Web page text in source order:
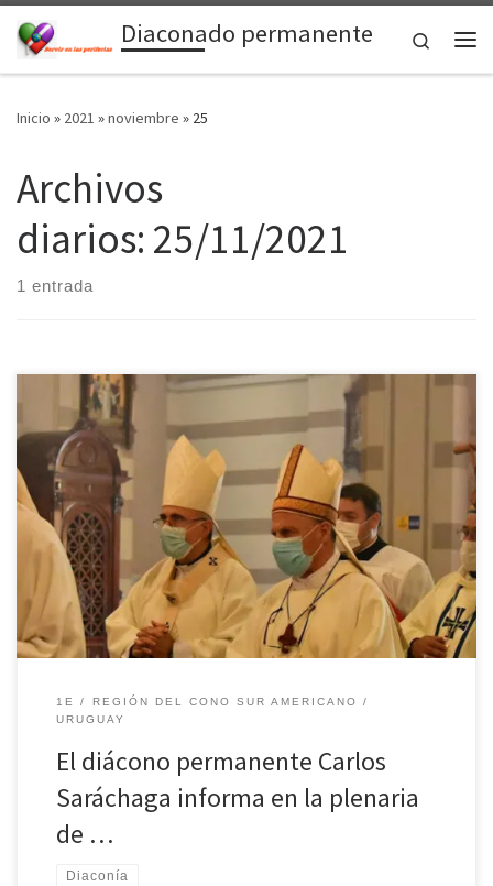
Saltar al contenidoDiaconado permanente
Search
Inicio » 2021 »noviembre » 25
Archivos
diarios: 25/11/2021
1 entrada
Los obispos de la Conferencia Episcopal del Uruguay se reunieron
desde el miércoles 10 hasta este martes 16, en la Casa de Retiros
Jesús Buen Pastor de la localidad de Florida, para celebrar una
nueva Asamblea Plenaria. En la plenaria el diácono permanente
Carlos Saráchaga, secretario ejecutivo de Cáritas Uruguay, informó
sobre los […]
1E
REGIÓN DEL CONO SUR AMERICANO
URUGUAY
El diácono permanente Carlos
Saráchaga informa en la plenaria
de …
Diaconía